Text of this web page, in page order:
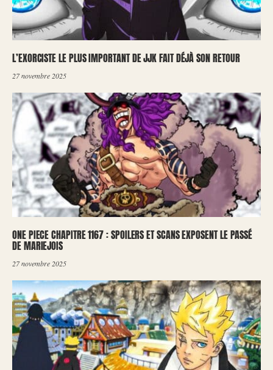
L’EXORCISTE LE PLUS IMPORTANT DE JJK FAIT DÉJÀ SON RETOUR
27 novembre 2025
ONE PIECE CHAPITRE 1167 : SPOILERS ET SCANS EXPOSENT LE PASSÉ
DE MARIEJOIS
27 novembre 2025